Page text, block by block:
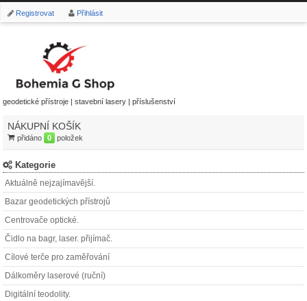
Registrovat Přihlásit
geodetické přístroje | stavební lasery | příslušenství
NÁKUPNÍ KOŠÍK
přidáno 0 položek
Kategorie
Aktuálně nejzajímavější.
Bazar geodetických přístrojů
Centrovače optické.
Čidlo na bagr, laser. přijímač.
Cílové terče pro zaměřování
Dálkoměry laserové (ruční)
Digitální teodolity.